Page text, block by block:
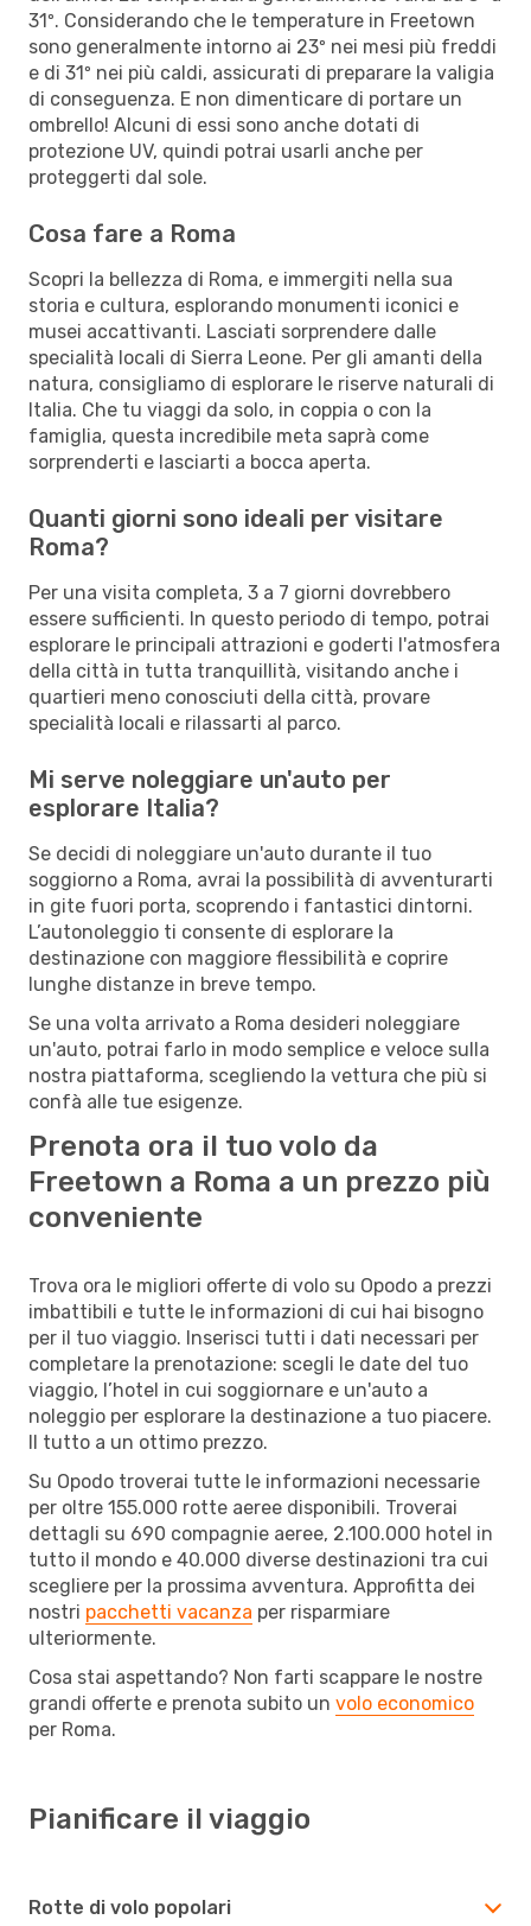
31º. Considerando che le temperature in Freetown
sono generalmente intorno ai 23º nei mesi più freddi
e di 31º nei più caldi, assicurati di preparare la valigia
di conseguenza. E non dimenticare di portare un
ombrello! Alcuni di essi sono anche dotati di
protezione UV, quindi potrai usarli anche per
proteggerti dal sole.
Cosa fare a Roma
Scopri la bellezza di Roma, e immergiti nella sua
storia e cultura, esplorando monumenti iconici e
musei accattivanti. Lasciati sorprendere dalle
specialità locali di Sierra Leone. Per gli amanti della
natura, consigliamo di esplorare le riserve naturali di
Italia. Che tu viaggi da solo, in coppia o con la
famiglia, questa incredibile meta saprà come
sorprenderti e lasciarti a bocca aperta.
Quanti giorni sono ideali per visitare
Roma?
Per una visita completa, 3 a 7 giorni dovrebbero
essere sufficienti. In questo periodo di tempo, potrai
esplorare le principali attrazioni e goderti l'atmosfera
della città in tutta tranquillità, visitando anche i
quartieri meno conosciuti della città, provare
specialità locali e rilassarti al parco.
Mi serve noleggiare un'auto per
esplorare Italia?
Se decidi di noleggiare un'auto durante il tuo
soggiorno a Roma, avrai la possibilità di avventurarti
in gite fuori porta, scoprendo i fantastici dintorni.
L’autonoleggio ti consente di esplorare la
destinazione con maggiore flessibilità e coprire
lunghe distanze in breve tempo.
Se una volta arrivato a Roma desideri noleggiare
un'auto, potrai farlo in modo semplice e veloce sulla
nostra piattaforma, scegliendo la vettura che più si
confà alle tue esigenze.
Prenota ora il tuo volo da
Freetown a Roma a un prezzo più
conveniente
Trova ora le migliori offerte di volo su Opodo a prezzi
imbattibili e tutte le informazioni di cui hai bisogno
per il tuo viaggio. Inserisci tutti i dati necessari per
completare la prenotazione: scegli le date del tuo
viaggio, l’hotel in cui soggiornare e un'auto a
noleggio per esplorare la destinazione a tuo piacere.
Il tutto a un ottimo prezzo.
Su Opodo troverai tutte le informazioni necessarie
per oltre 155.000 rotte aeree disponibili. Troverai
dettagli su 690 compagnie aeree, 2.100.000 hotel in
tutto il mondo e 40.000 diverse destinazioni tra cui
scegliere per la prossima avventura. Approfitta dei
nostri pacchetti vacanza per risparmiare
ulteriormente.
Cosa stai aspettando? Non farti scappare le nostre
grandi offerte e prenota subito un volo economico
per Roma.
Pianificare il viaggio
Rotte di volo popolari